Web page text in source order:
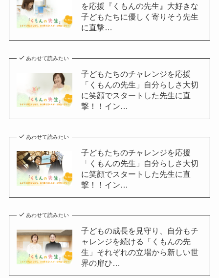
を応援『くもんの先生』大好きな
子どもたちに優しく寄りそう先生
に直撃…
あわせて読みたい
子どもたちのチャレンジを応援
「くもんの先生」自分らしさ大切
に笑顔でスタートした先生に直
撃！！イン…
あわせて読みたい
子どもたちのチャレンジを応援
「くもんの先生」自分らしさ大切
に笑顔でスタートした先生に直
撃！！イン…
あわせて読みたい
子どもの成長を見守り、自分もチ
ャレンジを続ける「くもんの先
生」それぞれの立場から新しい世
界の扉ひ…